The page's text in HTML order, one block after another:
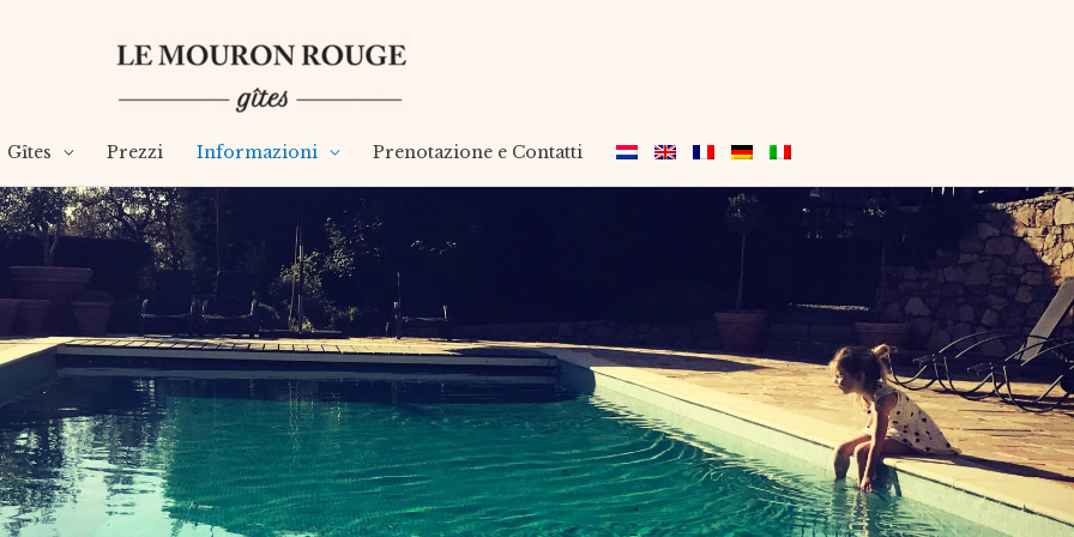
Gîtes Prezzi Informazioni Prenotazione e Contatti